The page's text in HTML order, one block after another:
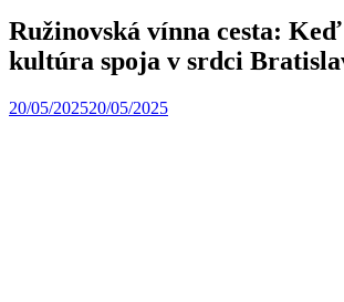
Ružinovská vínna cesta: Keď
kultúra spoja v srdci
20/05/202520/05/2025